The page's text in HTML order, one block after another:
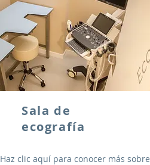
Sala de
ecografía
Haz clic aquí para conocer más sobre